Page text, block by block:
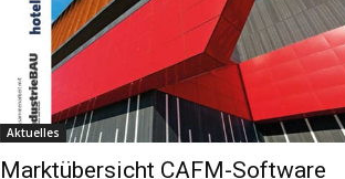
Aktuelles
Marktübersicht CAFM-Software